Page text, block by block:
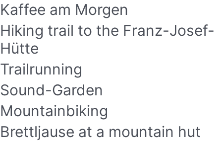
Kaffee am Morgen
Hiking trail to the Franz-Josef-
Hütte
Trailrunning
Sound-Garden
Mountainbiking
Brettljause at a mountain hut